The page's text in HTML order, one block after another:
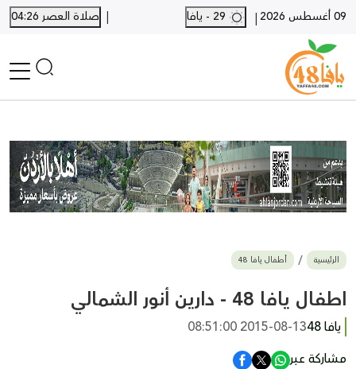
09 أغسطس 2026 |
| صلاة العصر 04:26
أخبار محلية
أخبار يافا
SHORTS
أخبار اللد والرملة
بيع وشراء
أخبار القدس
وفيات
المزيد
الرئيسية أطفال يافا 48
اطفال يافا 48 - دارين أنور الشمالي
يافا 48
2015-08-13 08:51:00
مشاركة عبر